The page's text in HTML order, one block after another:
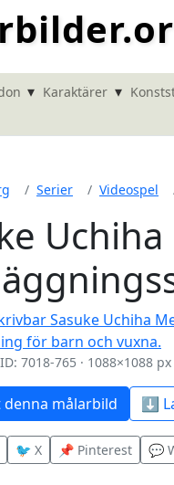
▾ Karaktärer ▾
Serier Videospel
7018-765 · 1088×1088
målarbild ⬇️
🐦 X 📌 Pinterest 💬